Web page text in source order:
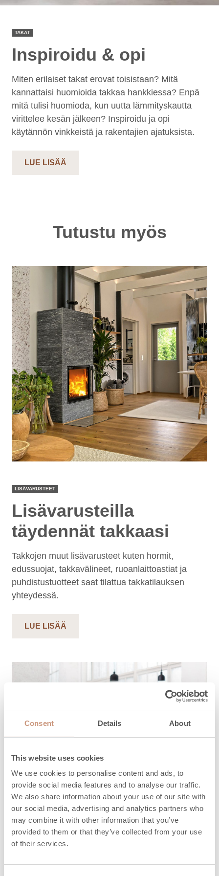
Consent Details About
This website uses cookies
We use cookies to personalise content and ads, to
provide social media features and to analyse our traffic.
We also share information about your use of our site with
our social media, advertising and analytics partners who
may combine it with other information that you’ve
provided to them or that they’ve collected from your use
of their services.
TAKAT
Inspiroidu & opi
Miten erilaiset takat erovat toisistaan? Mitä
kannattaisi huomioida takkaa hankkiessa? Enpä
mitä tulisi huomioda, kun uutta lämmityskautta
virittelee kesän jälkeen? Inspiroidu ja opi
käytännön vinkkeistä ja rakentajien ajatuksista.
LUE LISÄÄ
Tutustu myös
LISÄVARUSTEET
Lisävarusteilla
täydennät takkaasi
Takkojen muut lisävarusteet kuten hormit,
edussuojat, takkavälineet, ruoanlaittoastiat ja
puhdistustuotteet saat tilattua takkatilauksen
yhteydessä.
LUE LISÄÄ